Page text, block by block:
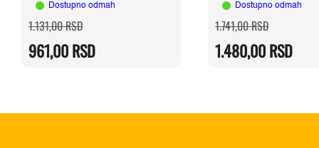
Dostupno odmah
1.131,00RSDOriginalna
cena
bila:
1.131,00 RSD.
961,00RSD
Trenutna
cena
961,00 RSD.
Dostupno odmah
1.741,00RSDOriginalna
cena
bila:
1.741,00
1.480,00RSD
Trenutna
cena
1.480,00